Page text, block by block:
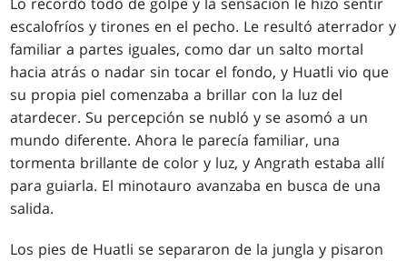
escalofríos y tirones en el pecho. Le resultó aterrador y
familiar a partes iguales, como dar un salto mortal
hacia atrás o nadar sin tocar el fondo, y Huatli vio que
su propia piel comenzaba a brillar con la luz del
atardecer. Su percepción se nubló y se asomó a un
mundo diferente. Ahora le parecía familiar, una
tormenta brillante de color y luz, y Angrath estaba allí
para guiarla. El minotauro avanzaba en busca de una
salida.
Los pies de Huatli se separaron de la jungla y pisaron